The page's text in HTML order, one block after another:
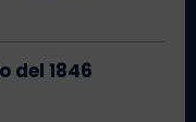
del 1846